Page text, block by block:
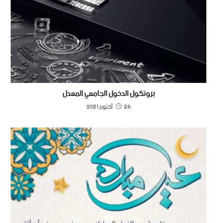
بروتكول الدخول الجامعي المعدل
26 أكتوبر 2021